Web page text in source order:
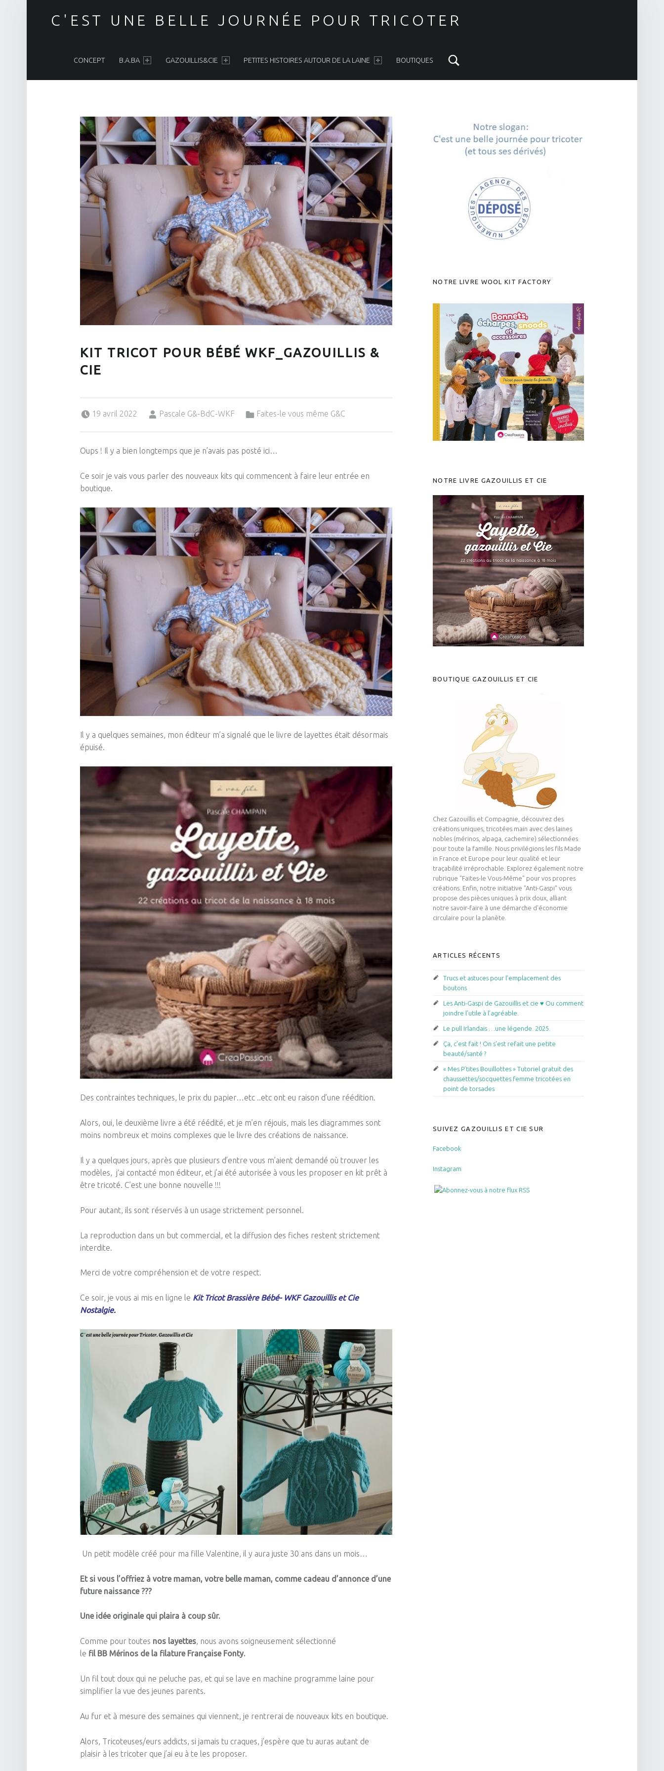
C'EST UNE BELLE JOURNÉE POUR TRICOTER
CONCEPT B.A.BA GAZOUILLIS&CIE PETITES HISTOIRES AUTOUR DE LA LAINE BOUTIQUES
KIT TRICOT POUR BÉBÉ WKF_GAZOUILLIS &
CIE
19 avril 2022
Pascale G&-BdC-WKF
Faites-le vous même G&C
Oups ! Il y a bien longtemps que je n’avais pas posté ici…
Ce soir je vais vous parler des nouveaux kits qui commencent à faire leur entrée en
boutique.
Il y a quelques semaines, mon éditeur m’a signalé que le livre de layettes était désormais
épuisé.
Des contraintes techniques, le prix du papier…etc ..etc ont eu raison d’une réédition.
Alors, oui, le deuxième livre a été réédité, et je m’en réjouis, mais les diagrammes sont
moins nombreux et moins complexes que le livre des créations de naissance.
Il y a quelques jours, après que plusieurs d’entre vous m’aient demandé où trouver les
modèles, j‘ai contacté mon éditeur, et j’ai été autorisée à vous les proposer en kit prêt à
être tricoté. C’est une bonne nouvelle !!!
Pour autant, ils sont réservés à un usage strictement personnel.
La reproduction dans un but commercial, et la diffusion des fiches restent strictement
interdite.
Merci de votre compréhension et de votre respect.
Ce soir, je vous ai mis en ligne le Kit Tricot Brassière Bébé- WKF Gazouillis et Cie
Nostalgie.
Un petit modèle créé pour ma fille Valentine, il y aura juste 30 ans dans un mois…
Et si vous l’offriez à votre maman, votre belle maman, comme cadeau d’annonce d’une
future naissance ???
Une idée originale qui plaira à coup sûr.
Comme pour toutes nos layettes, nous avons soigneusement sélectionné
le fil BB Mérinos de la filature Française Fonty.
Un fil tout doux qui ne peluche pas, et qui se lave en machine programme laine pour
simplifier la vue des jeunes parents.
Au fur et à mesure des semaines qui viennent, je rentrerai de nouveaux kits en boutique.
Alors, Tricoteuses/eurs addicts, si jamais tu craques, j’espère que tu auras autant de
plaisir à les tricoter que j’ai eu à te les proposer.
NOTRE LIVRE WOOL KIT FACTORY
NOTRE LIVRE GAZOUILLIS ET CIE
BOUTIQUE GAZOUILLIS ET CIE
Chez Gazouillis et Compagnie, découvrez des
créations uniques, tricotées main avec des laines
nobles (mérinos, alpaga, cachemire) sélectionnées
pour toute la famille. Nous privilégions les fils Made
in France et Europe pour leur qualité et leur
traçabilité irréprochable. Explorez également notre
rubrique "Faites-le Vous-Même" pour vos propres
créations. Enfin, notre initiative "Anti-Gaspi" vous
propose des pièces uniques à prix doux, alliant
notre savoir-faire à une démarche d'économie
circulaire pour la planète.
ARTICLES RÉCENTS
Trucs et astuces pour l’emplacement des
boutons
Les Anti-Gaspi de Gazouillis et cie ♥ Ou comment
joindre l’utile à l’agréable.
Le pull Irlandais …une légende. 2025.
Ça, c’est fait ! On s’est refait une petite
beauté/santé ?
« Mes P’tites Bouillottes » Tutoriel gratuit des
chaussettes/socquettes femme tricotées en
point de torsades
SUIVEZ GAZOUILLIS ET CIE SUR
Facebook
Instagram